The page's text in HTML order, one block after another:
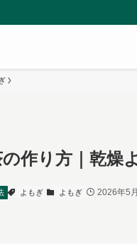
作り方｜乾燥
よもぎ よもぎ 2026年5